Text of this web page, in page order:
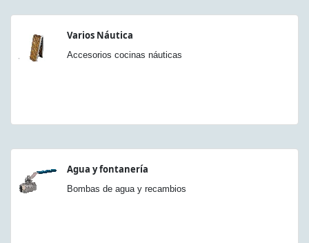
Varios Náutica
Accesorios cocinas náuticas
Agua y fontanería
Bombas de agua y recambios